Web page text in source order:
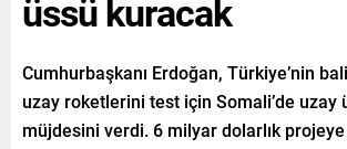
üssü kuracak
Cumhurbaşkanı Erdoğan, Türkiye’nin
uzay roketlerini test için Somali’de uzay
müjdesini verdi. 6 milyar dolarlık